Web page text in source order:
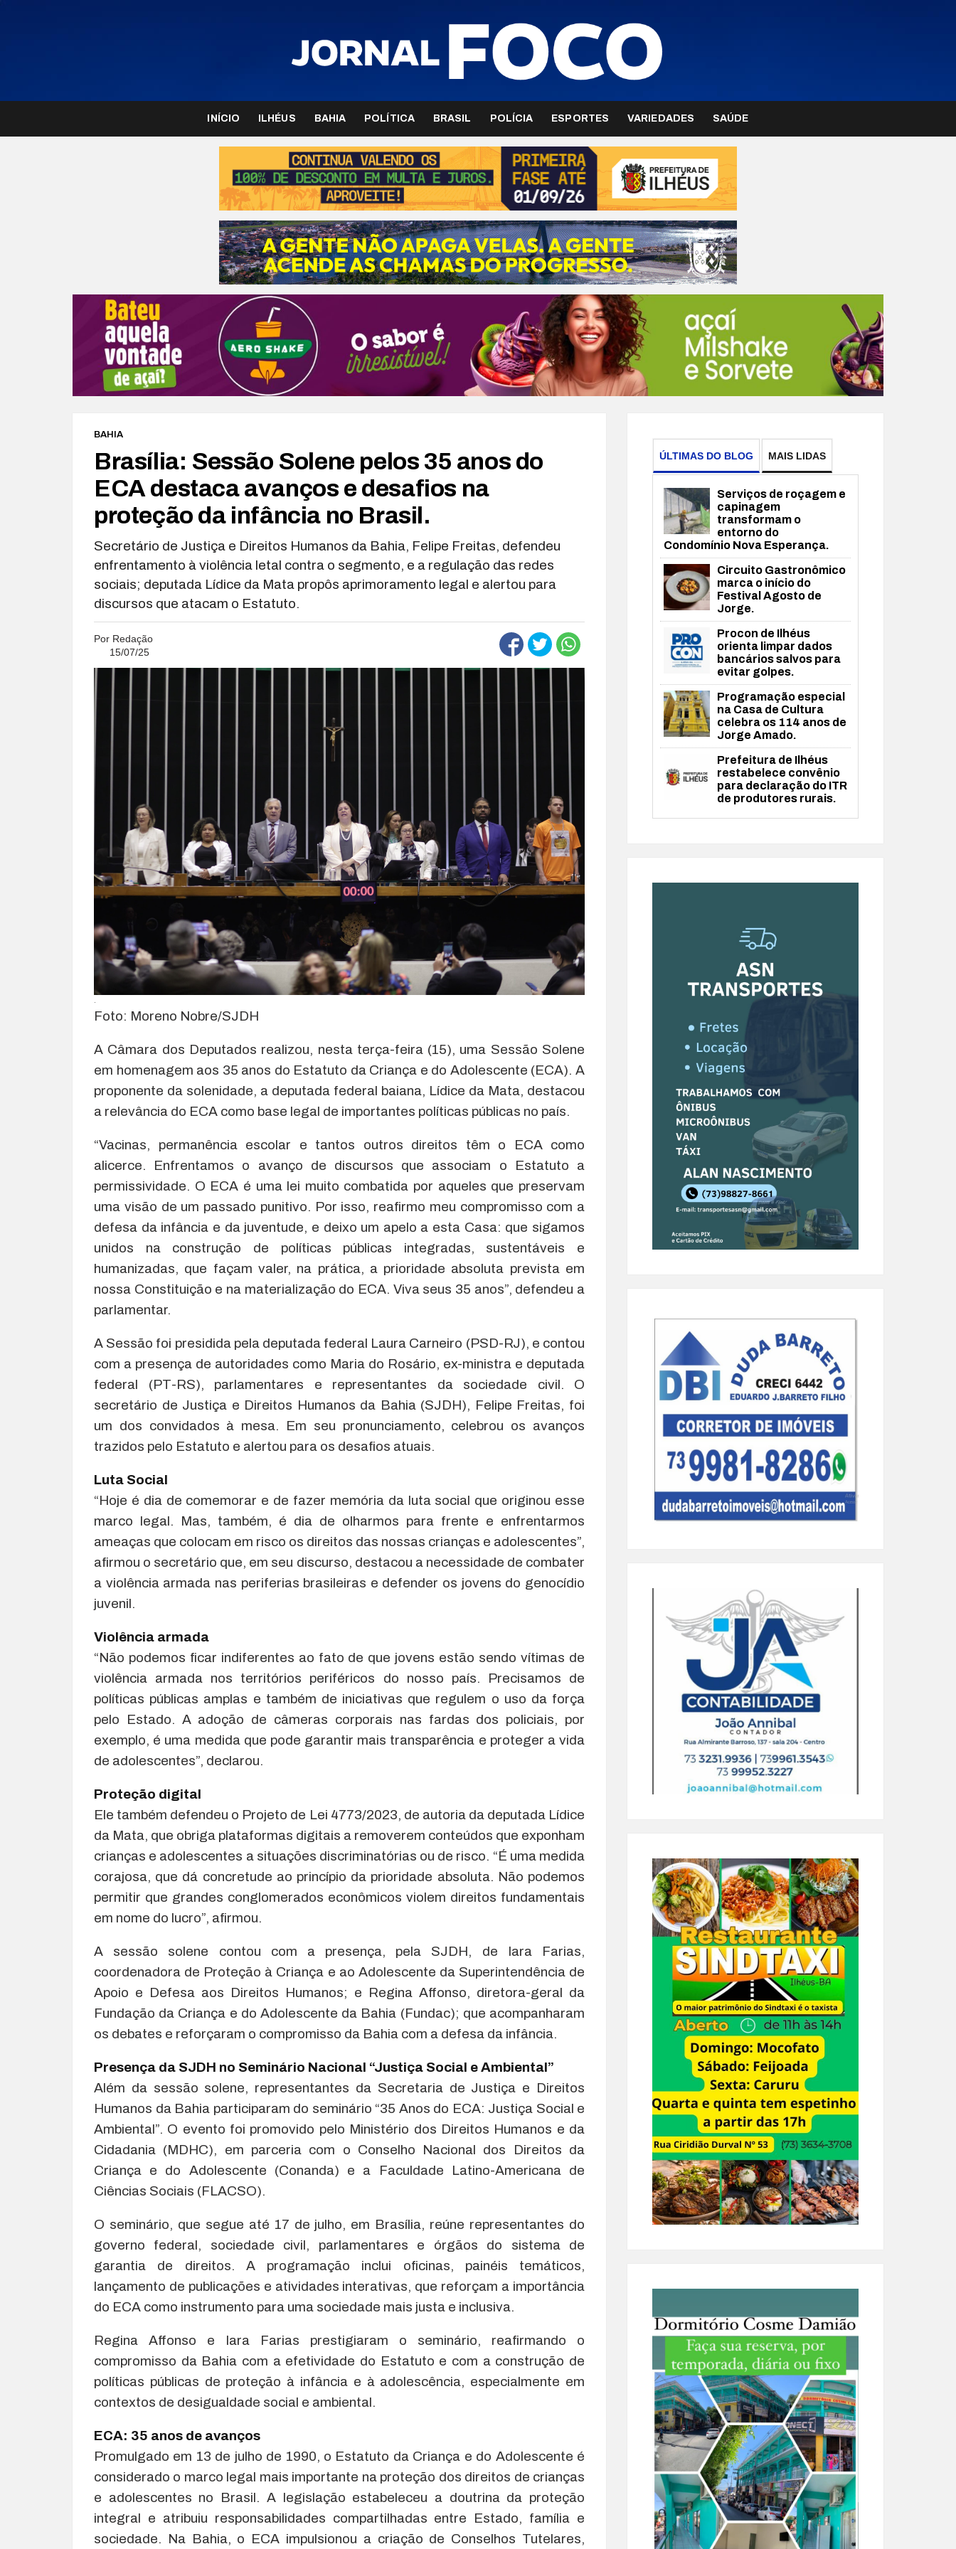
INÍCIO ILHÉUS BAHIA POLÍTICA BRASIL POLÍCIA ESPORTES VARIEDADES SAÚDE
BAHIA
Brasília: Sessão Solene pelos 35 anos do
ECA destaca avanços e desafios na
proteção da infância no Brasil.
Secretário de Justiça e Direitos Humanos da Bahia, Felipe Freitas, defendeu
enfrentamento à violência letal contra o segmento, e a regulação das redes
sociais; deputada Lídice da Mata propôs aprimoramento legal e alertou para
discursos que atacam o Estatuto.
Por Redação
15/07/25
Foto: Moreno Nobre/SJDH
A Câmara dos Deputados realizou, nesta terça-feira (15), uma Sessão Solene
em homenagem aos 35 anos do Estatuto da Criança e do Adolescente (ECA). A
proponente da solenidade, a deputada federal baiana, Lídice da Mata, destacou
a relevância do ECA como base legal de importantes políticas públicas no país.
“Vacinas, permanência escolar e tantos outros direitos têm o ECA como
alicerce. Enfrentamos o avanço de discursos que associam o Estatuto a
permissividade. O ECA é uma lei muito combatida por aqueles que preservam
uma visão de um passado punitivo. Por isso, reafirmo meu compromisso com a
defesa da infância e da juventude, e deixo um apelo a esta Casa: que sigamos
unidos na construção de políticas públicas integradas, sustentáveis e
humanizadas, que façam valer, na prática, a prioridade absoluta prevista em
nossa Constituição e na materialização do ECA. Viva seus 35 anos”, defendeu a
parlamentar.
A Sessão foi presidida pela deputada federal Laura Carneiro (PSD-RJ), e contou
com a presença de autoridades como Maria do Rosário, ex-ministra e deputada
federal (PT-RS), parlamentares e representantes da sociedade civil. O
secretário de Justiça e Direitos Humanos da Bahia (SJDH), Felipe Freitas, foi
um dos convidados à mesa. Em seu pronunciamento, celebrou os avanços
trazidos pelo Estatuto e alertou para os desafios atuais.
Luta Social
“Hoje é dia de comemorar e de fazer memória da luta social que originou esse
marco legal. Mas, também, é dia de olharmos para frente e enfrentarmos
ameaças que colocam em risco os direitos das nossas crianças e adolescentes”,
afirmou o secretário que, em seu discurso, destacou a necessidade de combater
a violência armada nas periferias brasileiras e defender os jovens do genocídio
juvenil.
Violência armada
“Não podemos ficar indiferentes ao fato de que jovens estão sendo vítimas de
violência armada nos territórios periféricos do nosso país. Precisamos de
políticas públicas amplas e também de iniciativas que regulem o uso da força
pelo Estado. A adoção de câmeras corporais nas fardas dos policiais, por
exemplo, é uma medida que pode garantir mais transparência e proteger a vida
de adolescentes”, declarou.
Proteção digital
Ele também defendeu o Projeto de Lei 4773/2023, de autoria da deputada Lídice
da Mata, que obriga plataformas digitais a removerem conteúdos que exponham
crianças e adolescentes a situações discriminatórias ou de risco. “É uma medida
corajosa, que dá concretude ao princípio da prioridade absoluta. Não podemos
permitir que grandes conglomerados econômicos violem direitos fundamentais
em nome do lucro”, afirmou.
A sessão solene contou com a presença, pela SJDH, de Iara Farias,
coordenadora de Proteção à Criança e ao Adolescente da Superintendência de
Apoio e Defesa aos Direitos Humanos; e Regina Affonso, diretora-geral da
Fundação da Criança e do Adolescente da Bahia (Fundac); que acompanharam
os debates e reforçaram o compromisso da Bahia com a defesa da infância.
Presença da SJDH no Seminário Nacional “Justiça Social e Ambiental”
Além da sessão solene, representantes da Secretaria de Justiça e Direitos
Humanos da Bahia participaram do seminário “35 Anos do ECA: Justiça Social e
Ambiental”. O evento foi promovido pelo Ministério dos Direitos Humanos e da
Cidadania (MDHC), em parceria com o Conselho Nacional dos Direitos da
Criança e do Adolescente (Conanda) e a Faculdade Latino-Americana de
Ciências Sociais (FLACSO).
O seminário, que segue até 17 de julho, em Brasília, reúne representantes do
governo federal, sociedade civil, parlamentares e órgãos do sistema de
garantia de direitos. A programação inclui oficinas, painéis temáticos,
lançamento de publicações e atividades interativas, que reforçam a importância
do ECA como instrumento para uma sociedade mais justa e inclusiva.
Regina Affonso e Iara Farias prestigiaram o seminário, reafirmando o
compromisso da Bahia com a efetividade do Estatuto e com a construção de
políticas públicas de proteção à infância e à adolescência, especialmente em
contextos de desigualdade social e ambiental.
ECA: 35 anos de avanços
Promulgado em 13 de julho de 1990, o Estatuto da Criança e do Adolescente é
considerado o marco legal mais importante na proteção dos direitos de crianças
e adolescentes no Brasil. A legislação estabeleceu a doutrina da proteção
integral e atribuiu responsabilidades compartilhadas entre Estado, família e
sociedade. Na Bahia, o ECA impulsionou a criação de Conselhos Tutelares,
ÚLTIMAS DO BLOG MAIS LIDAS
Serviços de roçagem e
capinagem
transformam o
entorno do
Condomínio Nova Esperança.
Circuito Gastronômico
marca o início do
Festival Agosto de
Jorge.
Procon de Ilhéus
orienta limpar dados
bancários salvos para
evitar golpes.
Programação especial
na Casa de Cultura
celebra os 114 anos de
Jorge Amado.
Prefeitura de Ilhéus
restabelece convênio
para declaração do ITR
de produtores rurais.